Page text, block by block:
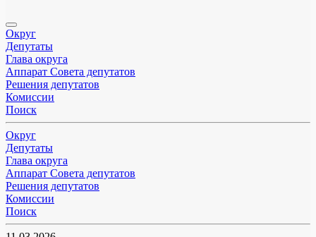
Округ
Депутаты
Глава округа
Аппарат Совета депутатов
Решения депутатов
Комиссии
Поиск
Округ
Депутаты
Глава округа
Аппарат Совета депутатов
Решения депутатов
Комиссии
Поиск